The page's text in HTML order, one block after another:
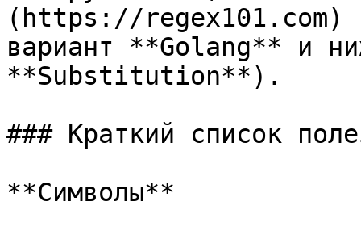
(https://regex101.com)
вариант **Golang** и
**Substitution**).
### Краткий список
**Символы**